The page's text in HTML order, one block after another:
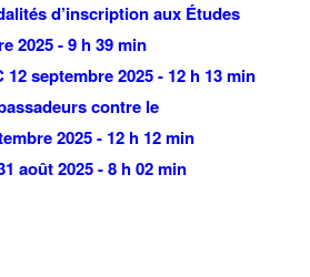
d’inscription aux Études
2025 - 9 h 39 min
12 septembre 2025 - 12 h 13 min
contre le
2025 - 12 h 12 min
août 2025 - 8 h 02 min